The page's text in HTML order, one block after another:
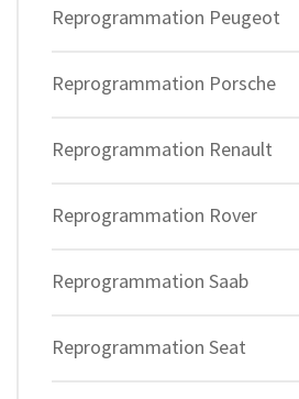
Reprogrammation Peugeot
Reprogrammation Porsche
Reprogrammation Renault
Reprogrammation Rover
Reprogrammation Saab
Reprogrammation Seat